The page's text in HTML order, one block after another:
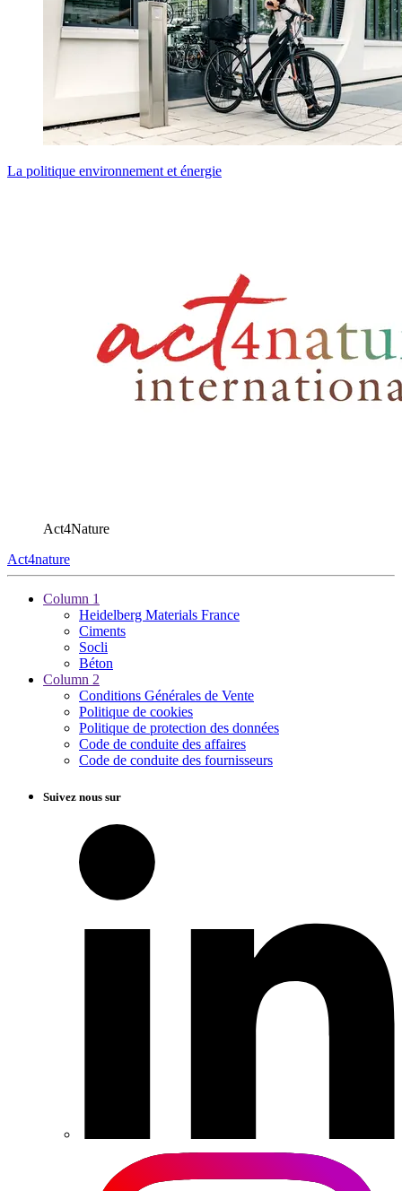
La politique environnement et énergie
Act4Nature
Act4nature
Column 1
Heidelberg Materials France
Ciments
Socli
Béton
Column 2
Conditions Générales de Vente
Politique de cookies
Politique de protection des données
Code de conduite des affaires
Code de conduite des fournisseurs
Suivez nous sur